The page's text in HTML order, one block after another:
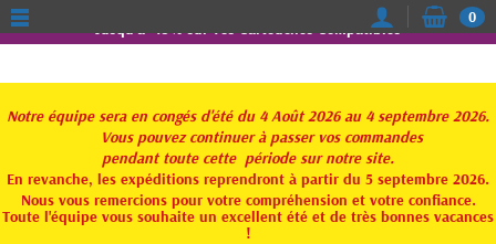
Jusqu'à -15% sur vos Cartouches Compatibles
Notre équipe sera en congés d'été du 4 Août 2026 au 4 septembre 2026.
Vous pouvez continuer à passer vos commandes
pendant toute cette période sur notre site.
En revanche, les expéditions reprendront à partir du 5 septembre 2026.
Nous vous remercions pour votre compréhension et votre confiance.
Toute l'équipe vous souhaite un excellent été et de très bonnes vacances
!
0